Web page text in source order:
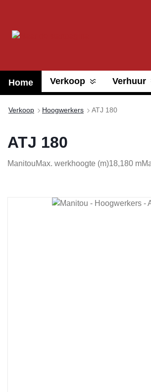
Home Verkoop Verhuur
Verkoop Hoogwerkers ATJ 180
ATJ 180
ManitouMax. werkhoogte (m)18,180 m
Afbeeldingengalerij overslaan